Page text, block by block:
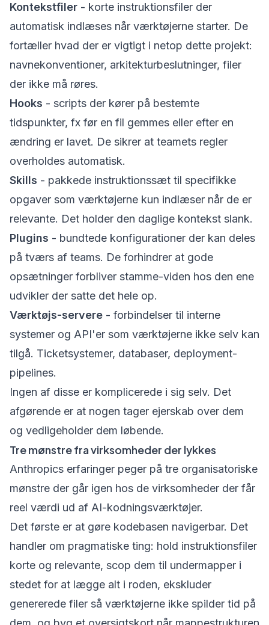
Kontekstfiler - korte instruktionsfiler der
automatisk indlæses når værktøjerne starter. De
fortæller hvad der er vigtigt i netop dette projekt:
navnekonventioner, arkitekturbeslutninger, filer
der ikke må røres.
Hooks - scripts der kører på bestemte
tidspunkter, fx før en fil gemmes eller efter en
ændring er lavet. De sikrer at teamets regler
overholdes automatisk.
Skills - pakkede instruktionssæt til specifikke
opgaver som værktøjerne kun indlæser når de er
relevante. Det holder den daglige kontekst slank.
Plugins - bundtede konfigurationer der kan deles
på tværs af teams. De forhindrer at gode
opsætninger forbliver stamme-viden hos den ene
udvikler der satte det hele op.
Værktøjs-servere - forbindelser til interne
systemer og API'er som værktøjerne ikke selv kan
tilgå. Ticketsystemer, databaser, deployment-
pipelines.
Ingen af disse er komplicerede i sig selv. Det
afgørende er at nogen tager ejerskab over dem
og vedligeholder dem løbende.
Tre mønstre fra virksomheder der lykkes
Anthropics erfaringer peger på tre organisatoriske
mønstre der går igen hos de virksomheder der får
reel værdi ud af AI-kodningsværktøjer.
Det første er at gøre kodebasen navigerbar. Det
handler om pragmatiske ting: hold instruktionsfiler
korte og relevante, scop dem til undermapper i
stedet for at lægge alt i roden, ekskluder
genererede filer så værktøjerne ikke spilder tid på